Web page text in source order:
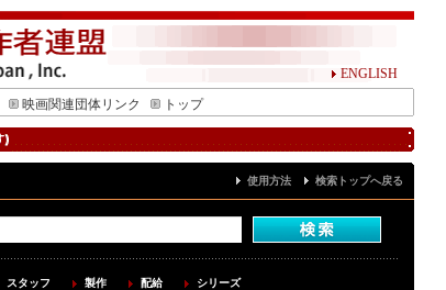
ENGLISH
映画関連団体リンク トップ
使用方法 検索トップへ戻る
スタッフ 製作 配給 シリーズ